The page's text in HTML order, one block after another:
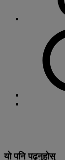
यो पनि पढ्नुहोस्